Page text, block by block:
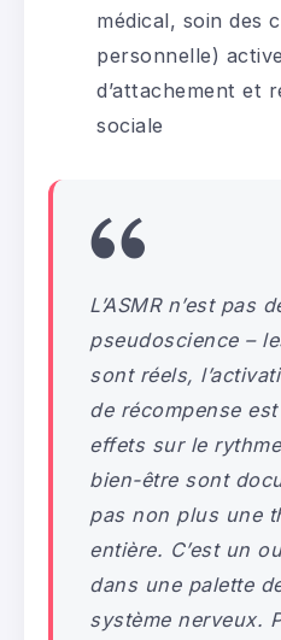
médical, soin des
personnelle)
d’attachement et
sociale
L’ASMR n’est pas
pseudoscience –
sont réels,
de récompense
effets sur le
bien-être sont
pas non plus une
entière. C’est un
dans une palette
système nerveux.